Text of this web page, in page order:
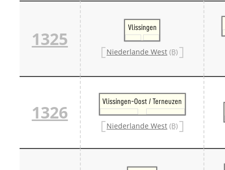
1325
Vlissingen
Niederlande West (B)
1326
Vlissingen-Oost / Terneuzen
Niederlande West (B)